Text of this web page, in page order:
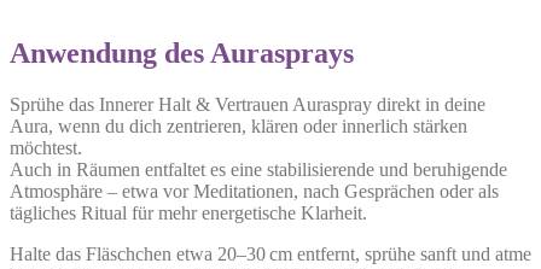
Anwendung des Aurasprays
Sprühe das Innerer Halt & Vertrauen Auraspray direkt in deine
Aura, wenn du dich zentrieren, klären oder innerlich stärken
möchtest.
Auch in Räumen entfaltet es eine stabilisierende und beruhigende
Atmosphäre – etwa vor Meditationen, nach Gesprächen oder als
tägliches Ritual für mehr energetische Klarheit.
Halte das Fläschchen etwa 20–30 cm entfernt, sprühe sanft und atme